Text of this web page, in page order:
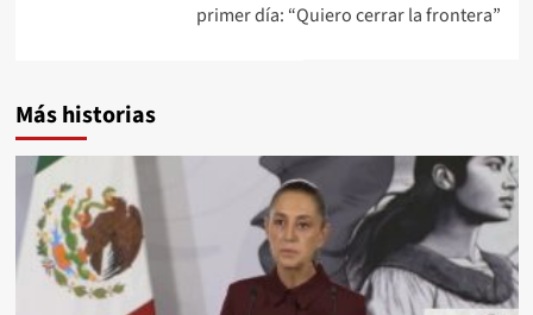
primer día: “Quiero cerrar la frontera”
Más historias